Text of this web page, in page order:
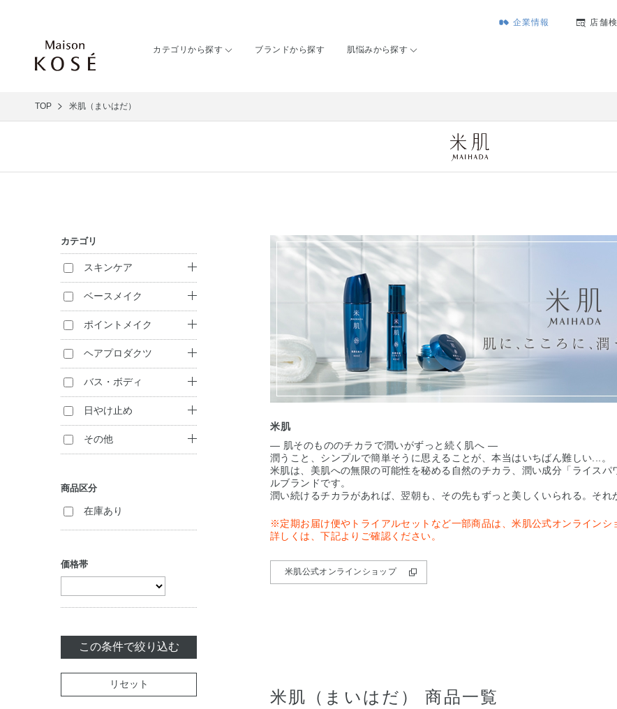
企業情報 店舗
カテゴリから探す ブランドから探す 肌悩みから探す
TOP 米肌（まいはだ）
カテゴリ
スキンケア
クレンジング
洗顔料
化粧水
クリーム
ジェル・美容液
パック・マスク
ベースメイク
ファンデーション
化粧下地
フェイスパウダー
コンシーラー
ポイントメイク
口紅・リキッドル
ージュ
ヘアプロダクツ
トリートメント
（インバス）
バス・ボディ
ハンドケア
セット商品
日やけ止め
日やけ止め
その他
商品区分
在庫あり
価格帯
この条件で絞り込む
リセット
米肌
— 肌そのもののチカラで潤いがずっと続く肌へ —
潤うこと、シンプルで簡単そうに思えることが、本当はいちばん難しい...。
米肌は、美肌への無限の可能性を秘める自然のチカラ、潤い成分「ライス
ルブランドです。
潤い続けるチカラがあれば、翌朝も、その先もずっと美しくいられる。それ
※定期お届け便やトライアルセットなど一部商品は、米肌公式オンラインシ
詳しくは、下記よりご確認ください。
米肌公式オンラインショップ
米肌（まいはだ） 商品一覧